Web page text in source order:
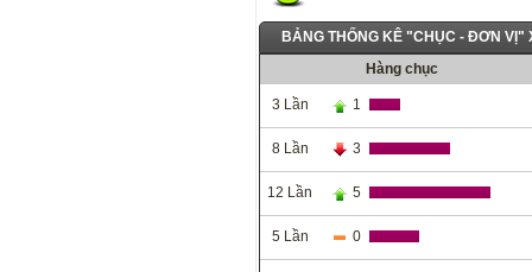
BẢNG THỐNG KÊ "CHỤC - ĐƠN VỊ"
Hàng chục
3 Lần 1
8 Lần 3
12 Lần 5
5 Lần 0